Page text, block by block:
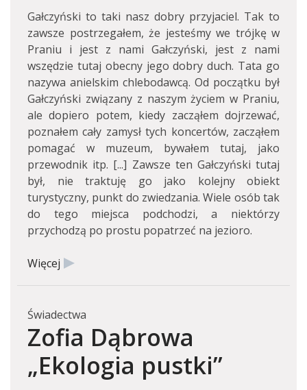
Gałczyński to taki nasz dobry przyjaciel. Tak to
zawsze postrzegałem, że jesteśmy we trójkę w
Praniu i jest z nami Gałczyński, jest z nami
wszędzie tutaj obecny jego dobry duch. Tata go
nazywa anielskim chlebodawcą. Od początku był
Gałczyński związany z naszym życiem w Praniu,
ale dopiero potem, kiedy zacząłem dojrzewać,
poznałem cały zamysł tych koncertów, zacząłem
pomagać w muzeum, bywałem tutaj, jako
przewodnik itp. [...] Zawsze ten Gałczyński tutaj
był, nie traktuję go jako kolejny obiekt
turystyczny, punkt do zwiedzania. Wiele osób tak
do tego miejsca podchodzi, a niektórzy
przychodzą po prostu popatrzeć na jezioro.
Więcej
Świadectwa
Zofia Dąbrowa
„Ekologia pustki”